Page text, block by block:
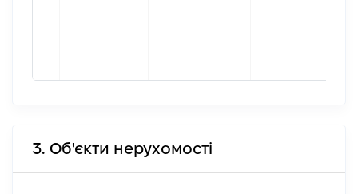
3. Об'єкти нерухомості